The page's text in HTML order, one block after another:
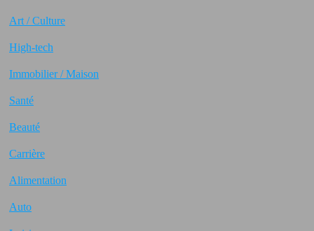
Art / Culture
High-tech
Immobilier / Maison
Santé
Beauté
Carrière
Alimentation
Auto